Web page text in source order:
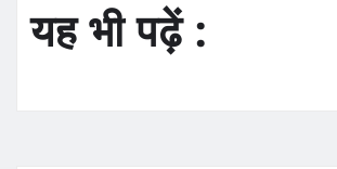
यह भी पढ़ें :